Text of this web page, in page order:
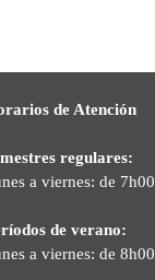
de Atención
regulares:
a viernes: de
de verano:
a viernes: de